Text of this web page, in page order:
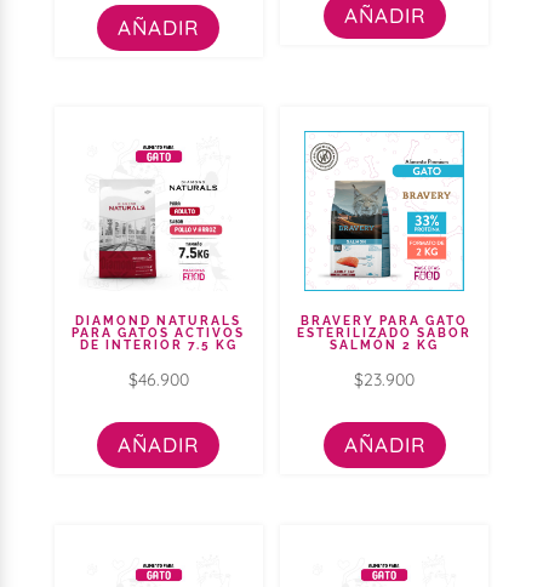
AÑADIR AÑADIR
DIAMOND NATURALS
PARA GATOS ACTIVOS
DE INTERIOR 7.5 KG
$46.900
AÑADIR
BRAVERY PARA GATO
ESTERILIZADO SABOR
SALMÓN 2 KG
$23.900
AÑADIR